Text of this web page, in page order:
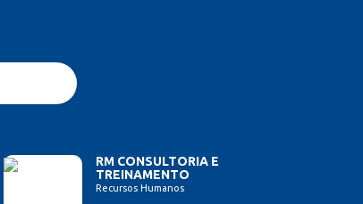
RM CONSULTORIA E
TREINAMENTO
Recursos Humanos